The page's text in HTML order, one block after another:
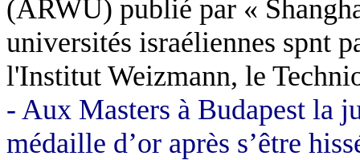
(ARWU) publié par «
universités israéliennes spnt
l'Institut Weizmann, le
- Aux Masters à Budapest la
médaille d’or après s’être